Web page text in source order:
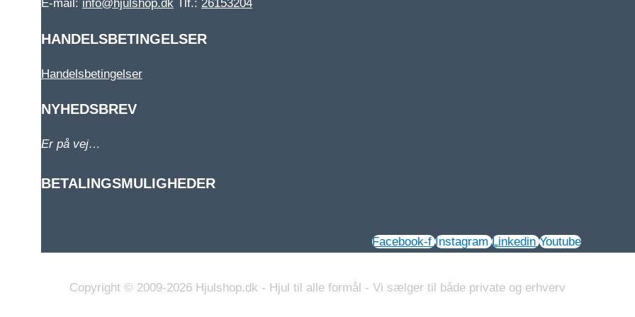
E-mail: info@hjulshop.dk Tlf.: 26153204
HANDELSBETINGELSER
Handelsbetingelser
NYHEDSBREV
Er på vej…
BETALINGSMULIGHEDER
Facebook-f Instagram Linkedin Youtube
Copyright © 2009-2026 Hjulshop.dk - Hjul til alle formål - Vi sælger til både private og erhverv